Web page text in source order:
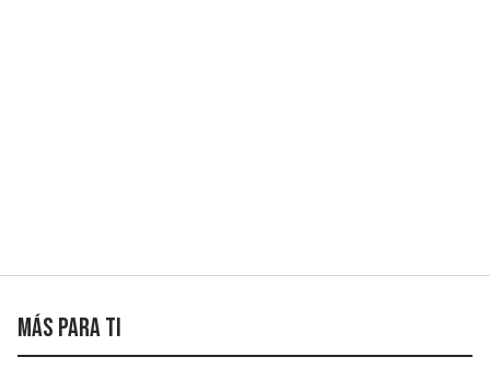
Más para ti